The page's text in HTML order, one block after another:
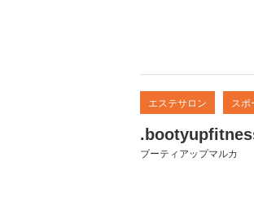
エステサロン スポ
ブーティアップマルカ